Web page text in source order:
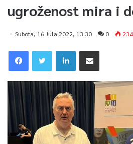
ugroženost mira i
Subota, 16 Jula 2022, 13:30 0 234